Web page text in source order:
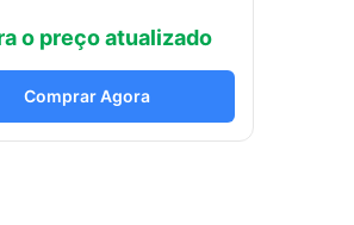
o preço atualizado
Comprar Agora